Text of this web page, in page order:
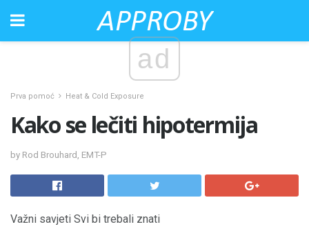
ad
Prva pomoć Heat & Cold Exposure
Kako se lečiti hipotermija
by Rod Brouhard, EMT-P
Važni savjeti Svi bi trebali znati